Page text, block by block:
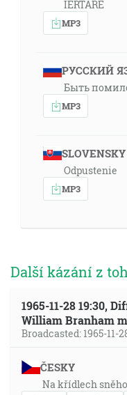
IERTARE
MP3
РУССКИЙ
Быть
MP3
SLOVENSKY
Odpustenie
MP3
Další kázání z
1965-11-28 19:30,
William Branham
Broadcasted: 1965-11-
ČESKY
Na křídlech